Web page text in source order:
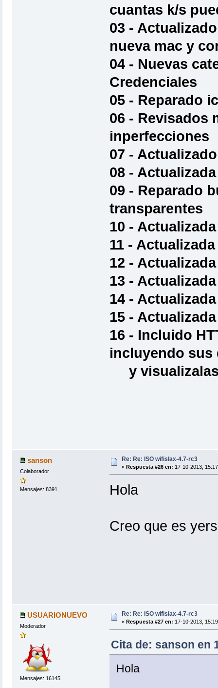
cuantas k/s
03 -
nueva mac y
04 - Nuevas
Credenciales
05 - Reparado
06 - Revisados
inperfecciones
07 -
08 -
09 - Reparado
transparentes
10 -
11 -
12 -
13 -
14 -
15 -
16 - Incluido
incluyendo sus
y visualizalas
sanson
Colaborador
Mensajes: 8391
Re: Re: ISO wifislax-4.7-rc3
« Respuesta #26 en: 17-10-2013,
Hola
Creo que es
USUARIONUEVO
Moderador
Mensajes: 16145
Re: Re: ISO wifislax-4.7-rc3
« Respuesta #27 en: 17-10-2013,
Cita de: sanson en
Hola